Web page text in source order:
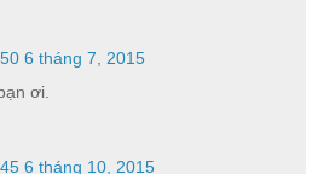
6 tháng 7, 2015
ơi.
6 tháng 10, 2015